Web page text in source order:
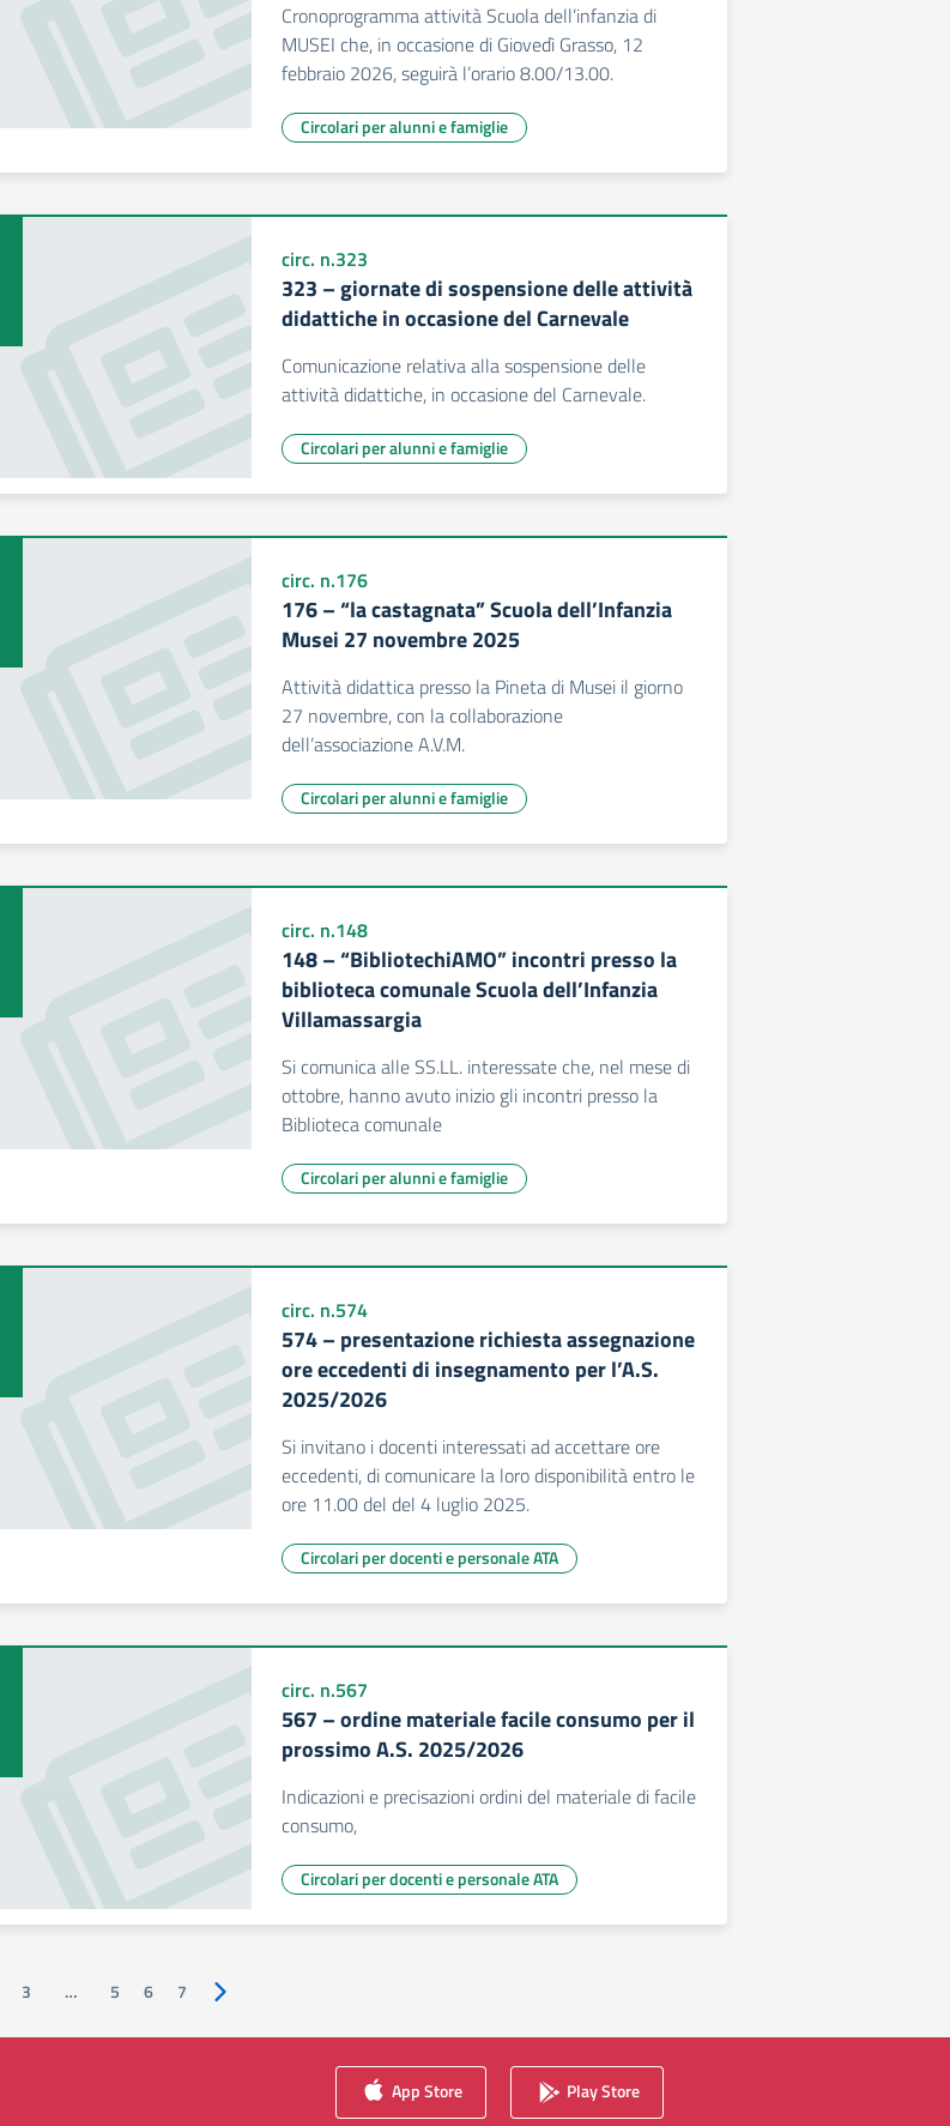
Cronoprogramma attività Scuola dell’infanzia di
MUSEI che, in occasione di Giovedì Grasso, 12
febbraio 2026, seguirà l’orario 8.00/13.00.
Circolari per alunni e famiglie
circ. n.323
323 – giornate di sospensione delle attività
didattiche in occasione del Carnevale
Comunicazione relativa alla sospensione delle
attività didattiche, in occasione del Carnevale.
Circolari per alunni e famiglie
circ. n.176
176 – “la castagnata” Scuola dell’Infanzia
Musei 27 novembre 2025
Attività didattica presso la Pineta di Musei il giorno
27 novembre, con la collaborazione
dell’associazione A.V.M.
Circolari per alunni e famiglie
circ. n.148
148 – “BibliotechiAMO” incontri presso la
biblioteca comunale Scuola dell’Infanzia
Villamassargia
Si comunica alle SS.LL. interessate che, nel mese di
ottobre, hanno avuto inizio gli incontri presso la
Biblioteca comunale
Circolari per alunni e famiglie
circ. n.574
574 – presentazione richiesta assegnazione
ore eccedenti di insegnamento per l’A.S.
2025/2026
Si invitano i docenti interessati ad accettare ore
eccedenti, di comunicare la loro disponibilità entro le
ore 11.00 del del 4 luglio 2025.
Circolari per docenti e personale ATA
circ. n.567
567 – ordine materiale facile consumo per il
prossimo A.S. 2025/2026
Indicazioni e precisazioni ordini del materiale di facile
consumo,
Circolari per docenti e personale ATA
3 … 5 6 7 Pagina successiva
App Store Play Store